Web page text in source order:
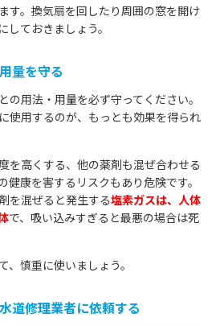
す。換気扇を回したり周囲の窓を開け
しておきましょう。
量を守る
の用法・用量を必ず守ってください。
使用するのが、もっとも効果を得られ
を高くする、他の薬剤も混ぜ合わせる
健康を害するリスクもあり危険です。
を混ぜると発生する塩素ガスは、人体
で、吸い込みすぎると最悪の場合は死
慎重に使いましょう。
道修理業者に依頼する